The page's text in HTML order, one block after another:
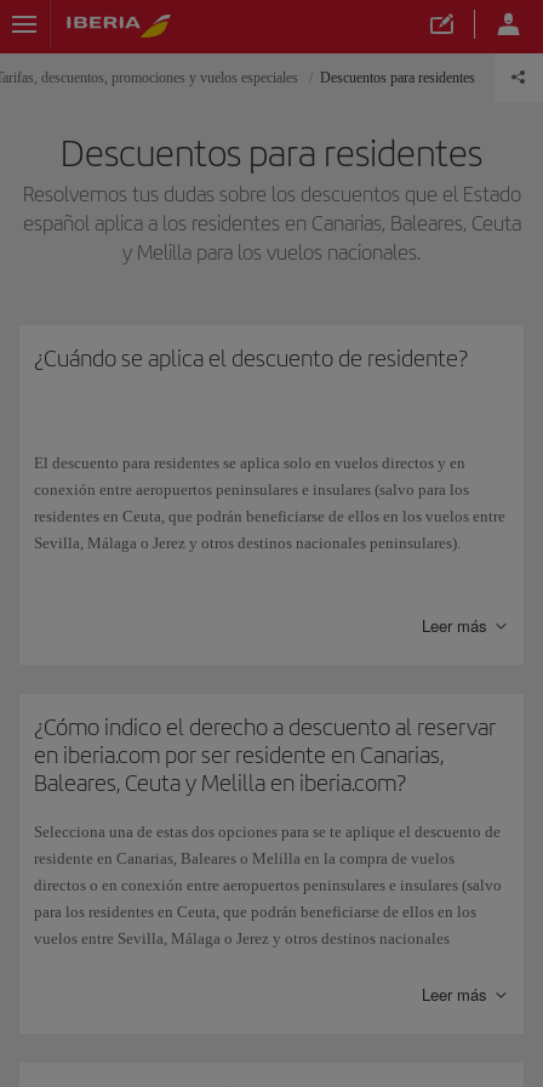
descuentos, promociones y vuelos especiales Descuentos para residentes
Descuentos para residentes
Resolvemos tus dudas sobre los descuentos que el Estado
español aplica a los residentes en Canarias, Baleares, Ceuta
y Melilla para los vuelos nacionales.
¿Cuándo se aplica el descuento de residente?
El descuento para residentes se aplica solo en vuelos directos y en
conexión entre aeropuertos peninsulares e insulares (salvo para los
residentes en Ceuta, que podrán beneficiarse de ellos en los vuelos entre
Sevilla, Málaga o Jerez y otros destinos nacionales peninsulares).
combinación permita el descuento, te mostraremos el desplegable de
Esta subvención, otorgada por el Estado español, no se aplica si eliges el
pago de billetes con Avios.
Leer más
¿Cómo indico el derecho a descuento al reservar
en iberia.com por ser residente en Canarias,
Baleares, Ceuta y Melilla en iberia.com?
Selecciona una de estas dos opciones para se te aplique el descuento de
residente en Canarias, Baleares o Melilla en la compra de vuelos
directos o en conexión entre aeropuertos peninsulares e insulares (salvo
para los residentes en Ceuta, que podrán beneficiarse de ellos en los
vuelos entre Sevilla, Málaga o Jerez y otros destinos nacionales
Leer más